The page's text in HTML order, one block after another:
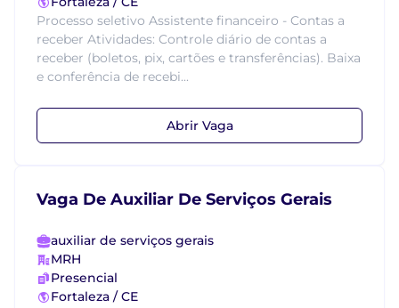
Processo seletivo Assistente financeiro - Contas a
receber Atividades: Controle diário de contas a
receber (boletos, pix, cartões e transferências). Baixa
e conferência de recebi...
Abrir Vaga
Vaga De Auxiliar De Serviços Gerais
auxiliar de serviços gerais
MRH
Presencial
Fortaleza / CE